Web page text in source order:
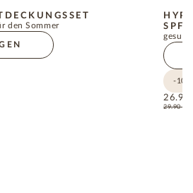
den Sommer
-10%
26.90
29.90